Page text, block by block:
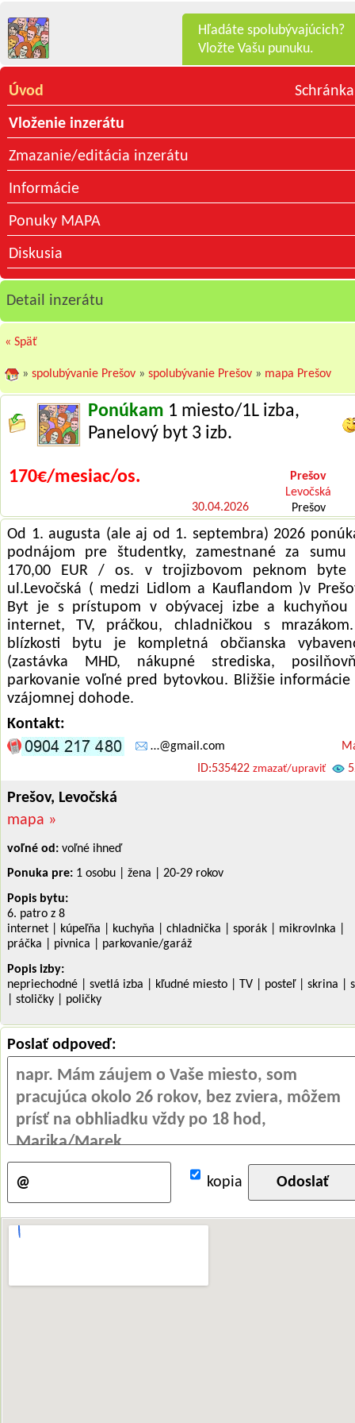
Hľadáte spolubývajúcich?
Vložte Vašu punuku.
Úvod
Vloženie inzerátu
Zmazanie/editácia inzerátu
Informácie
Ponuky MAPA
Diskusia
Detail inzerátu
« Späť
»spolubývanie Prešov »spolubývanie Prešov » mapa Prešov
Ponúkam 1 miesto/1L izba,
Panelový byt 3 izb.
Prešov
Levočská
Prešov
170€/mesiac/os.
30.04.2026
Od 1. augusta (ale aj od 1. septembra) 2026
podnájom pre študentky, zamestnané za sumu
170,00 EUR / os. v trojizbovom peknom byte
ul.Levočská ( medzi Lidlom a Kauflandom )v
Byt je s prístupom v obývacej izbe a kuchyňou
internet, TV, práčkou, chladničkou s
blízkosti bytu je kompletná občianska
(zastávka MHD, nákupné strediska,
parkovanie voľné pred bytovkou. Bližšie informácie
vzájomnej dohode.
Kontakt:
…@gmail.com
ID:535422 zmazať/upraviť
Prešov, Levočská
mapa »
voľné od: voľné ihneď
Ponuka pre: 1 osobu | žena | 20-29 rokov
Popis bytu:
6. patro z 8
internet | kúpeľňa | kuchyňa | chladnička | sporák | mikrovlnka |
práčka | pivnica | parkovanie/garáž
Popis izby:
nepriechodné | svetlá izba | kľudné miesto | TV | posteľ | skrina |
| stoličky | poličky
Poslať odpoveď:
kopia